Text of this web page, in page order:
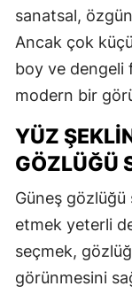
sanatsal,
Ancak çok
boy ve dengeli
modern bir
YÜZ
GÖZLÜĞÜ
Güneş
etmek yeterli
seçmek,
görünmesini